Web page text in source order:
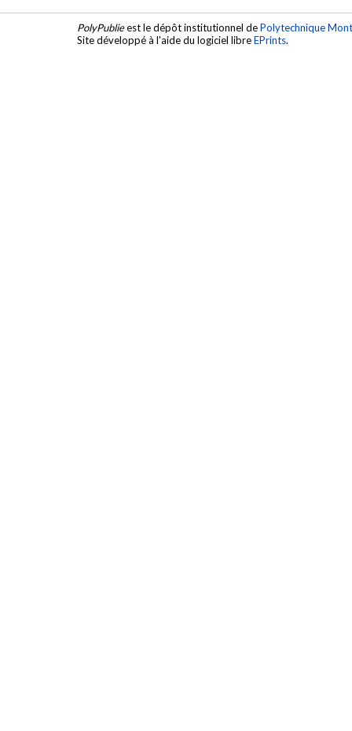
PolyPublieest le dépôt institutionnel dePolytechnique
Site développé à l'aide du logiciel libreEPrints.